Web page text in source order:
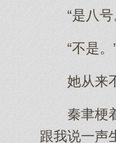
“是八号
“不是。
她从来
秦聿梗
跟我说一声